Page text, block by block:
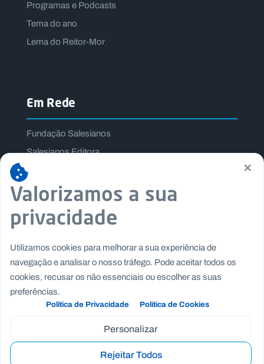
Programas e Podcasts
Tema do ano
Lema do Reitor-Mor
Em Rede
Fundação Salesianos
Salesianos Editora
Família Salesiana
Missão Dom Bosco
Jogos Nacionais Salesianos
Copyright © Fundação Salesianos
×
Valorizamos a sua
privacidade
Utilizamos cookies para melhorar a sua experiência de
navegação e analisar o nosso tráfego. Pode aceitar todos os
cookies, recusar os não essenciais ou escolher as suas
preferências.
Política de Privacidade Política de Cookies
Personalizar
Rejeitar Todos